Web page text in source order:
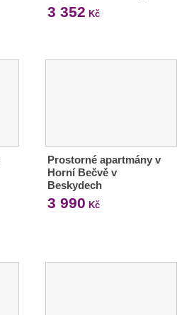
3 352 Kč
Prostorné apartmány v
Horní Bečvě v
Beskydech
3 990 Kč